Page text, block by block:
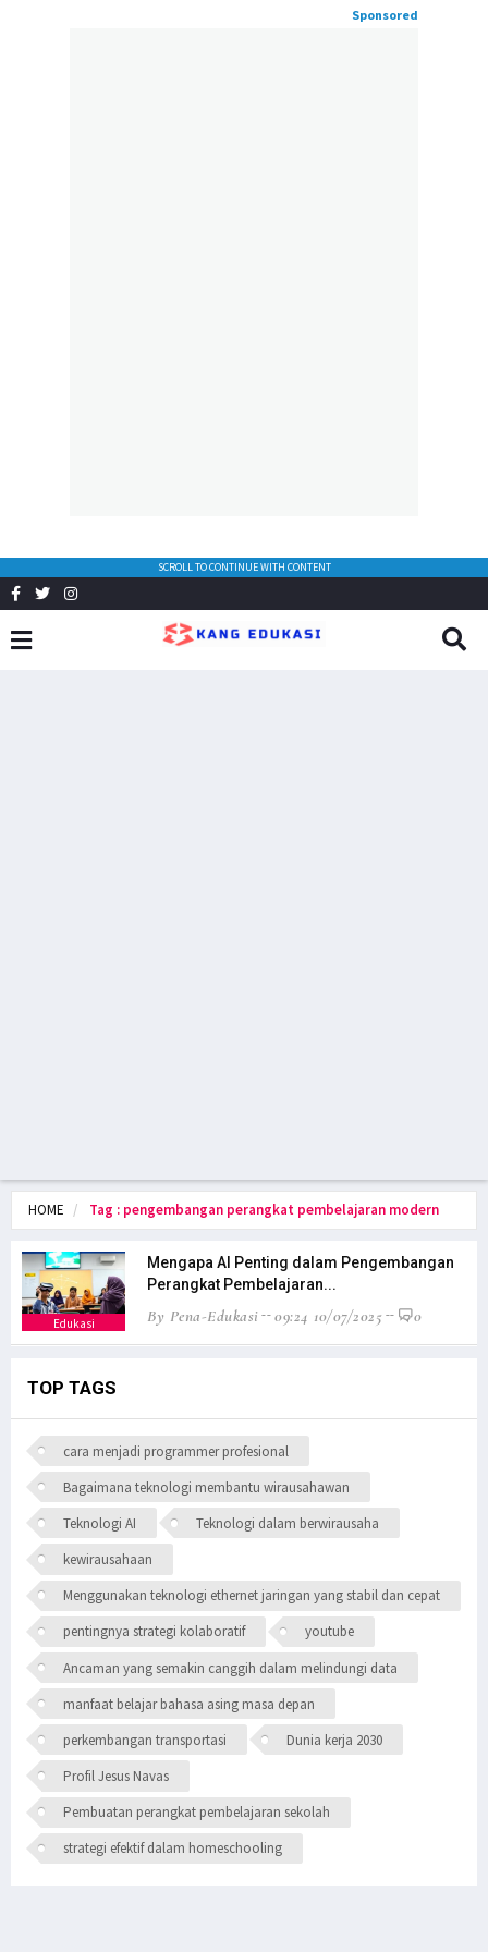
Sponsored
SCROLL TO CONTINUE WITH CONTENT
HOME Tag : pengembangan perangkat pembelajaran modern
Edukasi
Mengapa AI Penting dalam Pengembangan
Perangkat Pembelajaran...
By Pena-Edukasi 09:24 10/07/2025 0
TOP TAGS
cara menjadi programmer profesional
Bagaimana teknologi membantu wirausahawan
Teknologi AI
Teknologi dalam berwirausaha
kewirausahaan
Menggunakan teknologi ethernet jaringan yang stabil dan cepat
pentingnya strategi kolaboratif
youtube
Ancaman yang semakin canggih dalam melindungi data
manfaat belajar bahasa asing masa depan
perkembangan transportasi
Dunia kerja 2030
Profil Jesus Navas
Pembuatan perangkat pembelajaran sekolah
strategi efektif dalam homeschooling